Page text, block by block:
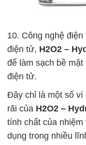
10. Công nghệ
điện tử, H2O2 –
để làm sạch bề
điện tử.
Đây chỉ là một số ví
rãi của H2O2 –
tính chất của
dụng trong nhiều